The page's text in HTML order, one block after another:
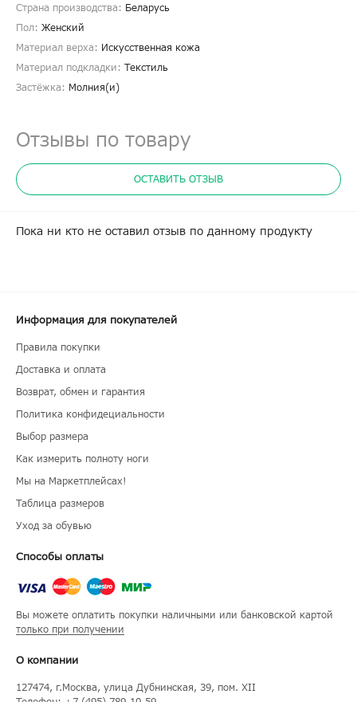
Страна производства: Беларусь
Пол: Женский
Материал верха: Искусственная кожа
Материал подкладки: Текстиль
Застёжка: Молния(и)
Отзывы по товару
ОСТАВИТЬ ОТЗЫВ
Пока ни кто не оставил отзыв по данному продукту
Информация для покупателей
Правила покупки
Доставка и оплата
Возврат, обмен и гарантия
Политика конфидециальности
Выбор размера
Как измерить полноту ноги
Мы на Маркетплейсах!
Таблица размеров
Уход за обувью
Способы оплаты
Вы можете оплатить покупки наличными или банковской картой
только при получении
О компании
127474, г.Москва, улица Дубнинская, 39, пом. XII